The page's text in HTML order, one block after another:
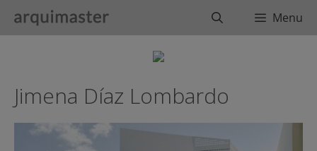
BuscarMenu
Jimena Díaz Lombardo